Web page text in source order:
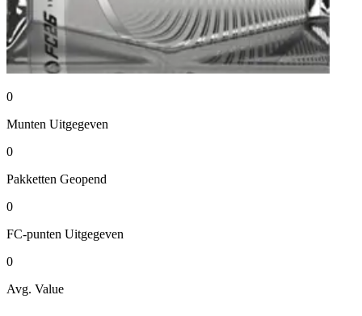
0
Munten Uitgegeven
0
Pakketten Geopend
0
FC-punten Uitgegeven
0
Avg. Value